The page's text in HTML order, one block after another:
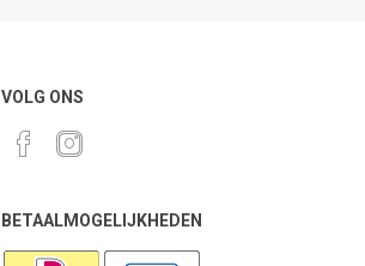
VOLG ONS
BETAALMOGELIJKHEDEN